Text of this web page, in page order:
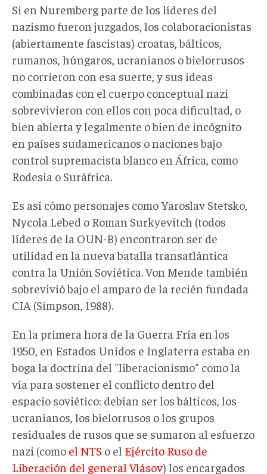
Si en Nuremberg parte de los líderes del
nazismo fueron juzgados, los colaboracionistas
(abiertamente fascistas) croatas, bálticos,
rumanos, húngaros, ucranianos o bielorrusos
no corrieron con esa suerte, y sus ideas
combinadas con el cuerpo conceptual nazi
sobrevivieron con ellos con poca dificultad, o
bien abierta y legalmente o bien de incógnito
en países sudamericanos o naciones bajo
control supremacista blanco en África, como
Rodesia o Suráfrica.
Es así cómo personajes como Yaroslav Stetsko,
Nycola Lebed o Roman Surkyevitch (todos
líderes de la OUN-B) encontraron ser de
utilidad en la nueva batalla transatlántica
contra la Unión Soviética. Von Mende también
sobrevivió bajo el amparo de la recién fundada
CIA (Simpson, 1988).
En la primera hora de la Guerra Fría en los
1950, en Estados Unidos e Inglaterra estaba en
boga la doctrina del "liberacionismo" como la
vía para sostener el conflicto dentro del
espacio soviético: debían ser los bálticos, los
ucranianos, los bielorrusos o los grupos
residuales de rusos que se sumaron al esfuerzo
nazi (como el NTS o el Ejército Ruso de
Liberación del general Vlásov) los encargados